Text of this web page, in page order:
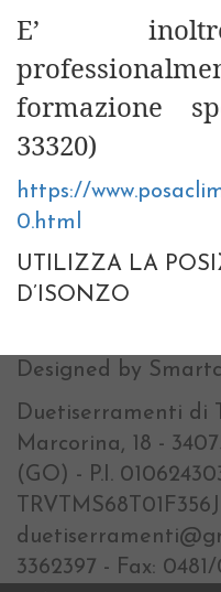
E’
formazione
33320)
https://
0.html
UTILIZZA LA
D’ISONZO
Designed by
Duetiserramenti di
Marcorina, 18 -
(GO) - P.I.
3362397 - Fax: